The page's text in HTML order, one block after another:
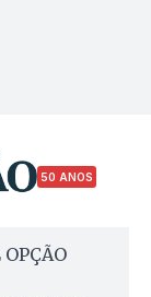
50 ANOS